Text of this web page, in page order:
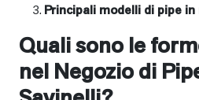
Principali modelli di pipe in
Quali sono le
nel Negozio di